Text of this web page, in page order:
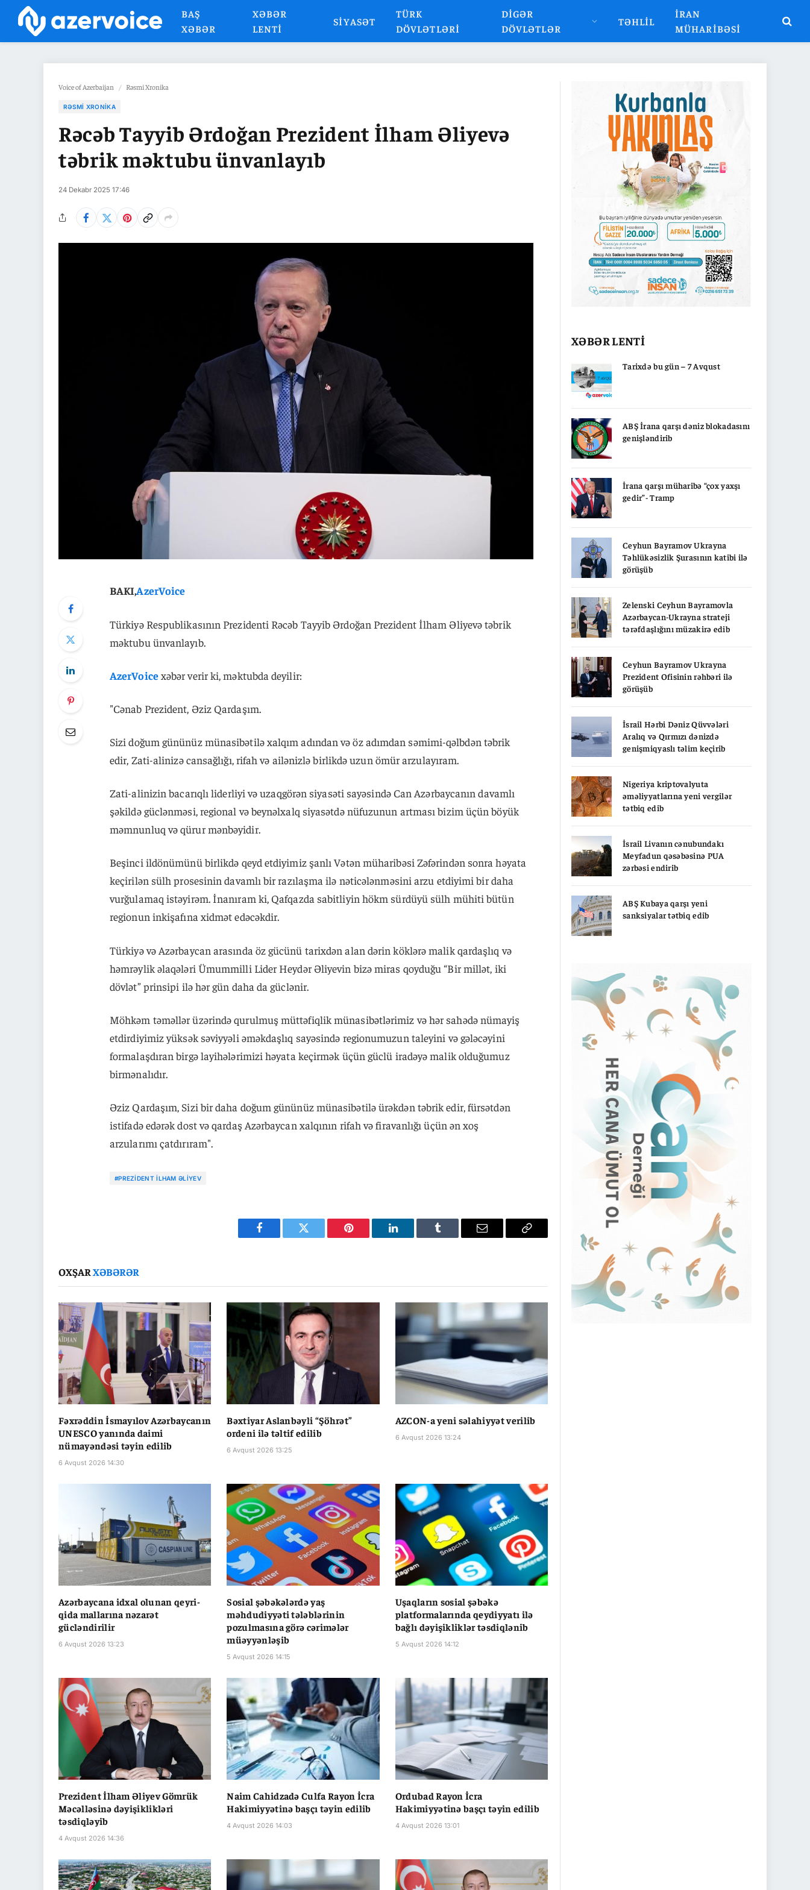
BAŞ
XƏBƏR
XƏBƏR
LENTI
SIYASƏT
TÜRK
DÖVLƏTLƏRI
DIGƏR
DÖVLƏTLƏR
TƏHLIL
İRAN
MÜHARIBƏSI
Voice of Azerbaijan / Rəsmi Xronika
RƏSMI XRONIKA
Rəcəb Tayyib Ərdoğan Prezident İlham Əliyevə
təbrik məktubu ünvanlayıb
24 Dekabr 2025 17:46
BAKI,AzerVoice
Türkiyə Respublikasının Prezidenti Rəcəb Tayyib Ərdoğan Prezident İlham Əliyevə təbrik
məktubu ünvanlayıb.
AzerVoicexəbər verir ki, məktubda deyilir:
"Cənab Prezident, Əziz Qardaşım.
Sizi doğum gününüz münasibətilə xalqım adından və öz adımdan səmimi-qəlbdən təbrik
edir, Zati-alinizə cansağlığı, rifah və ailənizlə birlikdə uzun ömür arzulayıram.
Zati-alinizin bacarıqlı liderliyi və uzaqgörən siyasəti sayəsində Can Azərbaycanın davamlı
şəkildə güclənməsi, regional və beynəlxalq siyasətdə nüfuzunun artması bizim üçün böyük
məmnunluq və qürur mənbəyidir.
Beşinci ildönümünü birlikdə qeyd etdiyimiz şanlı Vətən müharibəsi Zəfərindən sonra həyata
keçirilən sülh prosesinin davamlı bir razılaşma ilə nəticələnməsini arzu etdiyimi bir daha
vurğulamaq istəyirəm. İnanıram ki, Qafqazda sabitliyin hökm sürdüyü sülh mühiti bütün
regionun inkişafına xidmət edəcəkdir.
Türkiyə və Azərbaycan arasında öz gücünü tarixdən alan dərin köklərə malik qardaşlıq və
həmrəylik əlaqələri Ümummilli Lider Heydər Əliyevin bizə miras qoyduğu “Bir millət, iki
dövlət” prinsipi ilə hər gün daha da güclənir.
Möhkəm təməllər üzərində qurulmuş müttəfiqlik münasibətlərimiz və hər sahədə nümayiş
etdirdiyimiz yüksək səviyyəli əməkdaşlıq sayəsində regionumuzun taleyini və gələcəyini
formalaşdıran birgə layihələrimizi həyata keçirmək üçün güclü iradəyə malik olduğumuz
birmənalıdır.
Əziz Qardaşım, Sizi bir daha doğum gününüz münasibətilə ürəkdən təbrik edir, fürsətdən
istifadə edərək dost və qardaş Azərbaycan xalqının rifah və firavanlığı üçün ən xoş
arzularımı çatdırıram".
#PREZIDENT İLHAM ƏLIYEV
Facebook Twitter Pinterest LinkedIn Tumblr Email
Copy
OXŞARXƏBƏRƏR
Fəxrəddin İsmayılov Azərbaycanın
UNESCO yanında daimi
nümayəndəsi təyin edilib
6 Avqust 2026 14:30
Bəxtiyar Aslanbəyli “Şöhrət”
ordeni ilə təltif edilib
6 Avqust 2026 13:25
AZCON-a yeni səlahiyyət verilib
6 Avqust 2026 13:24
Azərbaycana idxal olunan qeyri-
qida mallarına nəzarət
gücləndirilir
6 Avqust 2026 13:23
Sosial şəbəkələrdə yaş
məhdudiyyəti tələblərinin
pozulmasına görə cərimələr
müəyyənləşib
5 Avqust 2026 14:15
Uşaqların sosial şəbəkə
platformalarında qeydiyyatı ilə
bağlı dəyişikliklər təsdiqlənib
5 Avqust 2026 14:12
Prezident İlham Əliyev Gömrük
Məcəlləsinə dəyişiklikləri
təsdiqləyib
4 Avqust 2026 14:36
Naim Cahidzadə Culfa Rayon İcra
Hakimiyyətinə başçı təyin edilib
4 Avqust 2026 14:03
Ordubad Rayon İcra
Hakimiyyətinə başçı təyin edilib
4 Avqust 2026 13:01
XƏBƏR LENTİ
Tarixdə bu gün – 7 Avqust
ABŞ İrana qarşı dəniz blokadasını
genişləndirib
İrana qarşı müharibə “çox yaxşı
gedir”- Tramp
Ceyhun Bayramov Ukrayna
Təhlükəsizlik Şurasının katibi ilə
görüşüb
Zelenski Ceyhun Bayramovla
Azərbaycan-Ukrayna strateji
tərəfdaşlığını müzakirə edib
Ceyhun Bayramov Ukrayna
Prezident Ofisinin rəhbəri ilə
görüşüb
İsrail Hərbi Dəniz Qüvvələri
Aralıq və Qırmızı dənizdə
genişmiqyaslı təlim keçirib
Nigeriya kriptovalyuta
əməliyyatlarına yeni vergilər
tətbiq edib
İsrail Livanın cənubundakı
Meyfadun qəsəbəsinə PUA
zərbəsi endirib
ABŞ Kubaya qarşı yeni
sanksiyalar tətbiq edib